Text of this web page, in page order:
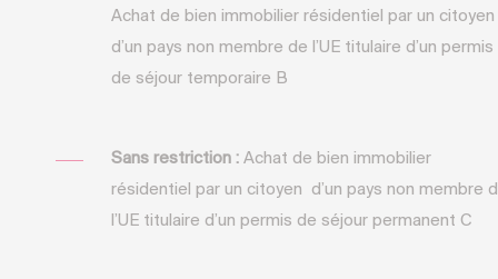
Achat de bien immobilier résidentiel par un citoyen
d’un pays non membre de l’UE titulaire d’un permis
de séjour temporaire B
Sans restriction : Achat de bien immobilier
résidentiel par un citoyen d’un pays non membre
l’UE titulaire d’un permis de séjour permanent C